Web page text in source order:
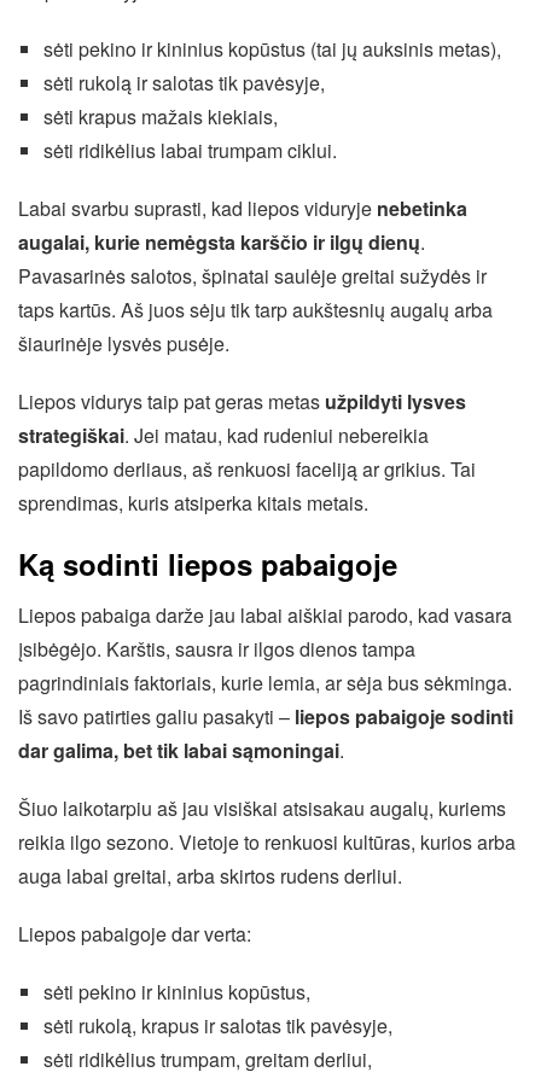
sėti pekino ir kininius kopūstus (tai jų auksinis metas),
sėti rukolą ir salotas tik pavėsyje,
sėti krapus mažais kiekiais,
sėti ridikėlius labai trumpam ciklui.
Labai svarbu suprasti, kad liepos viduryje nebetinka
augalai, kurie nemėgsta karščio ir ilgų dienų.
Pavasarinės salotos, špinatai saulėje greitai sužydės ir
taps kartūs. Aš juos sėju tik tarp aukštesnių augalų arba
šiaurinėje lysvės pusėje.
Liepos vidurys taip pat geras metas užpildyti lysves
strategiškai. Jei matau, kad rudeniui nebereikia
papildomo derliaus, aš renkuosi faceliją ar grikius. Tai
sprendimas, kuris atsiperka kitais metais.
Ką sodinti liepos pabaigoje
Liepos pabaiga darže jau labai aiškiai parodo, kad vasara
įsibėgėjo. Karštis, sausra ir ilgos dienos tampa
pagrindiniais faktoriais, kurie lemia, ar sėja bus sėkminga.
Iš savo patirties galiu pasakyti – liepos pabaigoje sodinti
dar galima, bet tik labai sąmoningai.
Šiuo laikotarpiu aš jau visiškai atsisakau augalų, kuriems
reikia ilgo sezono. Vietoje to renkuosi kultūras, kurios arba
auga labai greitai, arba skirtos rudens derliui.
Liepos pabaigoje dar verta:
sėti pekino ir kininius kopūstus,
sėti rukolą, krapus ir salotas tik pavėsyje,
sėti ridikėlius trumpam, greitam derliui,